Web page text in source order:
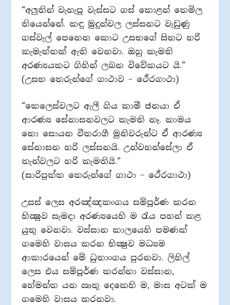
“අලුතින් වැහැපු වැස්සට ගස් කොළන් තෙමිල
තියෙන්නේ. කඳු මුදුන්වල ලස්සනට වැඩුණු
ගස්වැල් පෙනෙන කොට උසභගේ සිතට හරි
කැමැත්තක් ඇති වෙනවා. ඔහු කැමති
අරණ්‍යයකට ගිහින් ලබන විවේකයට යි.”
(උසභ තෙරුන්ගේ ගාථාව – ථේරගාථා)
“කෙලෙස්වලට ඇලී ගිය කාමී ජනයා ඒ
ආරණ්‍ය සේනාසනවලට කැමති නෑ. කාමය
නො සොයන වීතරාගී මුනිවරුන්ට ඒ ආරණ්‍ය
සේනාසන හරි ලස්සනයි. උන්වහන්සේලා ඒ
තැන්වලට හරි කැමතියි.”
(සාරිපුත්ත තෙරුන්ගේ ගාථා – ථේරගාථා)
උසස් ලෙස අරඤ්ඤකංගය සම්පූර්ණ කරන
භික්‍ෂුව සැමදා අරණ්‍යයෙහි ම රැය පහන් කළ
යුතු වෙනවා. වස්සාන කාලයෙහි පමණක්
ගමෙහි වාසය කරන භික්‍ෂුව මධ්‍යම
ආකාරයෙන් මේ ධුතාංගය පුරනවා. ලිහිල්
ලෙස එය සම්පූර්ණ කරන්නා වස්සාන,
හේමන්ත යන ඍතු දෙකෙහි ම, මාස අටක් ම
ගමෙහි වාසය කරනවා.